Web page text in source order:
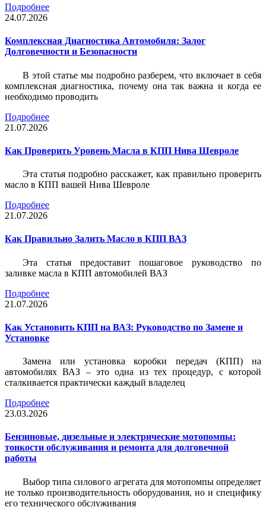
Подробнее
24.07.2026
Комплексная Диагностика Автомобиля: Залог
Долговечности и Безопасности
В этой статье мы подробно разберем, что включает в себя
комплексная диагностика, почему она так важна и когда ее
необходимо проводить
Подробнее
21.07.2026
Как Проверить Уровень Масла в КПП Нива Шевроле
Эта статья подробно расскажет, как правильно проверить
масло в КПП вашей Нива Шевроле
Подробнее
21.07.2026
Как Правильно Залить Масло в КПП ВАЗ
Эта статья предоставит пошаговое руководство по
заливке масла в КПП автомобилей ВАЗ
Подробнее
21.07.2026
Как Установить КПП на ВАЗ: Руководство по Замене и
Установке
Замена или установка коробки передач (КПП) на
автомобилях ВАЗ – это одна из тех процедур, с которой
сталкивается практически каждый владелец
Подробнее
23.03.2026
Бензиновые, дизельные и электрические мотопомпы:
тонкости обслуживания и ремонта для долговечной
работы
Выбор типа силового агрегата для мотопомпы определяет
не только производительность оборудования, но и специфику
его технического обслуживания